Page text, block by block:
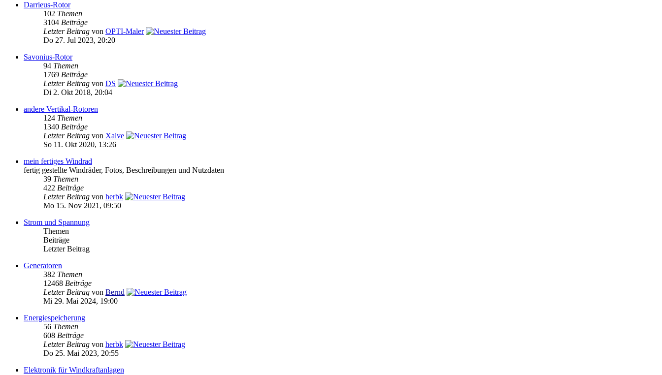
Darrieus-Rotor
102 Themen
3104 Beiträge
Letzter Beitrag von OPTI-Maler
Do 27. Jul 2023, 20:20
Savonius-Rotor
94 Themen
1769 Beiträge
Letzter Beitrag von DS
Di 2. Okt 2018, 20:04
andere Vertikal-Rotoren
124 Themen
1340 Beiträge
Letzter Beitrag von Xalve
So 11. Okt 2020, 13:26
mein fertiges Windrad
fertig gestellte Windräder, Fotos, Beschreibungen und Nutzdaten
39 Themen
422 Beiträge
Letzter Beitrag von herbk
Mo 15. Nov 2021, 09:50
Strom und Spannung
Themen
Beiträge
Letzter Beitrag
Generatoren
382 Themen
12468 Beiträge
Letzter Beitrag von Bernd
Mi 29. Mai 2024, 19:00
Energiespeicherung
56 Themen
608 Beiträge
Letzter Beitrag von herbk
Do 25. Mai 2023, 20:55
Elektronik für Windkraftanlagen